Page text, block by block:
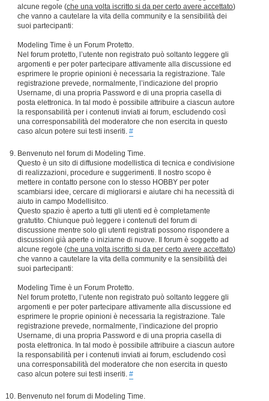
alcune regole (che una volta iscritto si da per certo avere accettato)
che vanno a cautelare la vita della community e la sensibilità dei
suoi partecipanti:
Modeling Time è un Forum Protetto.
Nel forum protetto, l’utente non registrato può soltanto leggere gli
argomenti e per poter partecipare attivamente alla discussione ed
esprimere le proprie opinioni è necessaria la registrazione. Tale
registrazione prevede, normalmente, l’indicazione del proprio
Username, di una propria Password e di una propria casella di
posta elettronica. In tal modo è possibile attribuire a ciascun autore
la responsabilità per i contenuti inviati ai forum, escludendo così
una corresponsabilità del moderatore che non esercita in questo
caso alcun potere sui testi inseriti. #
Benvenuto nel forum di Modeling Time.
Questo è un sito di diffusione modellistica di tecnica e condivisione
di realizzazioni, procedure e suggerimenti. Il nostro scopo è
mettere in contatto persone con lo stesso HOBBY per poter
scambiarsi idee, cercare di migliorarsi e aiutare chi ha necessità di
aiuto in campo Modellisitco.
Questo spazio è aperto a tutti gli utenti ed è completamente
gratutito. Chiunque può leggere i contenuti del forum di
discussione mentre solo gli utenti registrati possono rispondere a
discussioni già aperte o iniziarne di nuove. Il forum è soggetto ad
alcune regole (che una volta iscritto si da per certo avere accettato)
che vanno a cautelare la vita della community e la sensibilità dei
suoi partecipanti:
Modeling Time è un Forum Protetto.
Nel forum protetto, l’utente non registrato può soltanto leggere gli
argomenti e per poter partecipare attivamente alla discussione ed
esprimere le proprie opinioni è necessaria la registrazione. Tale
registrazione prevede, normalmente, l’indicazione del proprio
Username, di una propria Password e di una propria casella di
posta elettronica. In tal modo è possibile attribuire a ciascun autore
la responsabilità per i contenuti inviati ai forum, escludendo così
una corresponsabilità del moderatore che non esercita in questo
caso alcun potere sui testi inseriti. #
Benvenuto nel forum di Modeling Time.